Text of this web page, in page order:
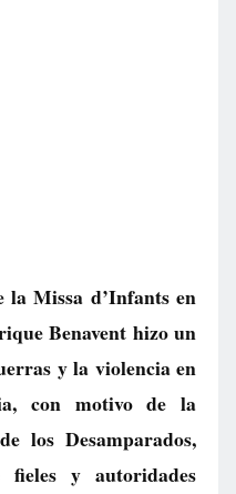
la Missa d’Infants en
Benavent hizo un
y la violencia en
con motivo de la
los Desamparados,
y autoridades